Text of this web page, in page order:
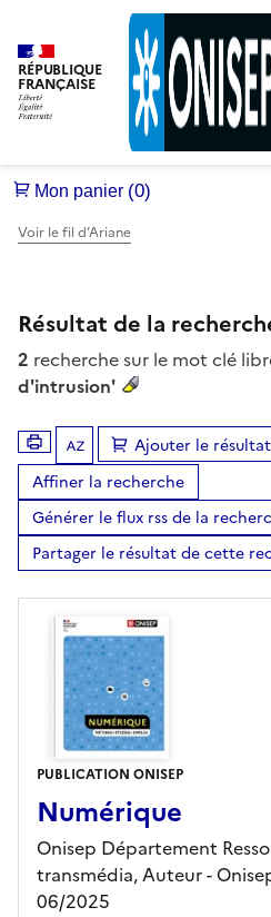
RÉPUBLIQUE
FRANÇAISE
Voir le fil d’Ariane
Résultat de la
2 recherche sur le mot clé
d'intrusion'
Tris disponibles (Ouverture
Ajouter le
Affiner la recherche
Générer le flux rss de la
Partager le résultat de cette
PUBLICATION ONISEP
Numérique
Onisep Département
transmédia, Auteur -
06/2025